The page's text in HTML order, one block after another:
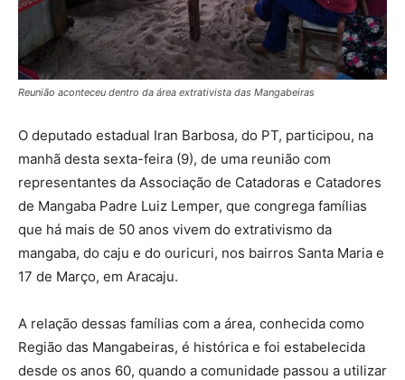
Reunião aconteceu dentro da área extrativista das Mangabeiras
O deputado estadual Iran Barbosa, do PT, participou, na
manhã desta sexta-feira (9), de uma reunião com
representantes da Associação de Catadoras e Catadores
de Mangaba Padre Luiz Lemper, que congrega famílias
que há mais de 50 anos vivem do extrativismo da
mangaba, do caju e do ouricuri, nos bairros Santa Maria e
17 de Março, em Aracaju.
A relação dessas famílias com a área, conhecida como
Região das Mangabeiras, é histórica e foi estabelecida
desde os anos 60, quando a comunidade passou a utilizar